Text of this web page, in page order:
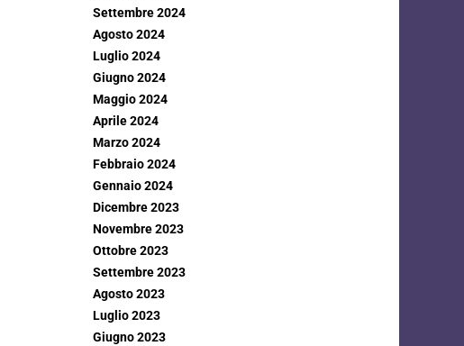
Settembre 2024
Agosto 2024
Luglio 2024
Giugno 2024
Maggio 2024
Aprile 2024
Marzo 2024
Febbraio 2024
Gennaio 2024
Dicembre 2023
Novembre 2023
Ottobre 2023
Settembre 2023
Agosto 2023
Luglio 2023
Giugno 2023